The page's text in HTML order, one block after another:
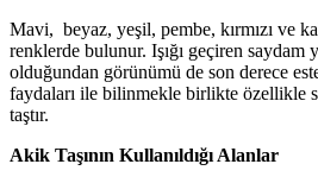
Mavi, beyaz, yeşil, pembe, kırmızı ve
renklerde bulunur. Işığı geçiren saydam
olduğundan görünümü de son derece
faydaları ile bilinmekle birlikte özellikle
taştır.
Akik Taşının Kullanıldığı Alanlar